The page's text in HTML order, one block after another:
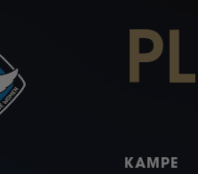
KAMPE